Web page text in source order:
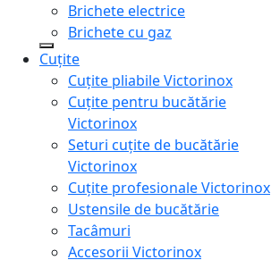
Brichete electrice
Brichete cu gaz
Cuțite
Cuțite pliabile Victorinox
Cuțite pentru bucătărie
Victorinox
Seturi cuțite de bucătărie
Victorinox
Cuțite profesionale Victorinox
Ustensile de bucătărie
Tacâmuri
Accesorii Victorinox